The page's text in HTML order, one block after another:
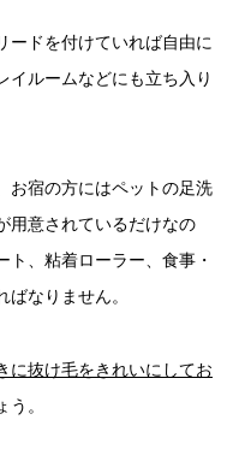
ードを付けていれば自由に
イルームなどにも立ち入り
お宿の方にはペットの足洗
用意されているだけなの
ト、粘着ローラー、食事・
なりません。
に抜け毛をきれいにしてお
う。